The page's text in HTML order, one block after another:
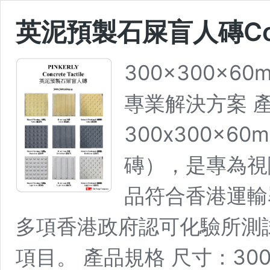
英泥預製石屎盲人磚
專業解決方案
磚），是專為
品符合香港運
多項香港政府認可化驗所
項目。 產品規格 尺寸：